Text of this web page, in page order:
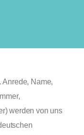
Anrede, Name,
werden von uns